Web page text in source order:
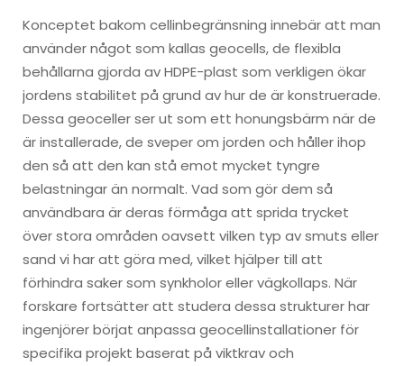
Konceptet bakom cellinbegränsning innebär att man
använder något som kallas geocells, de flexibla
behållarna gjorda av HDPE-plast som verkligen ökar
jordens stabilitet på grund av hur de är konstruerade.
Dessa geoceller ser ut som ett honungsbärm när de
är installerade, de sveper om jorden och håller ihop
den så att den kan stå emot mycket tyngre
belastningar än normalt. Vad som gör dem så
användbara är deras förmåga att sprida trycket
över stora områden oavsett vilken typ av smuts eller
sand vi har att göra med, vilket hjälper till att
förhindra saker som synkholor eller vägkollaps. När
forskare fortsätter att studera dessa strukturer har
ingenjörer börjat anpassa geocellinstallationer för
specifika projekt baserat på viktkrav och